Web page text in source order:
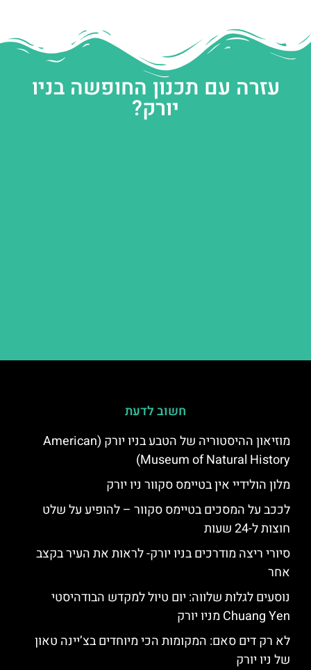
עזרה עם תכנון החופשה בניו
יורק?
חשוב לדעת
מוזיאון ההיסטוריה של הטבע בניו יורק (American
Museum of Natural History)
מלון הולידיי אין בטיימס סקוור ניו יורק
לככב על המסכים בטיימס סקוור – להופיע על שלט
חוצות ל-24 שעות
סיורי ריצה מודרכים בניו יורק- לראות את העיר בקצב
אחר
נוסעים לגלות שלווה: יום טיול למקדש הבודהיסטי
Chuang Yen מניו יורק
לא רק דים סאם: המקומות הכי מיוחדים בצ’יינה טאון
של ניו יורק